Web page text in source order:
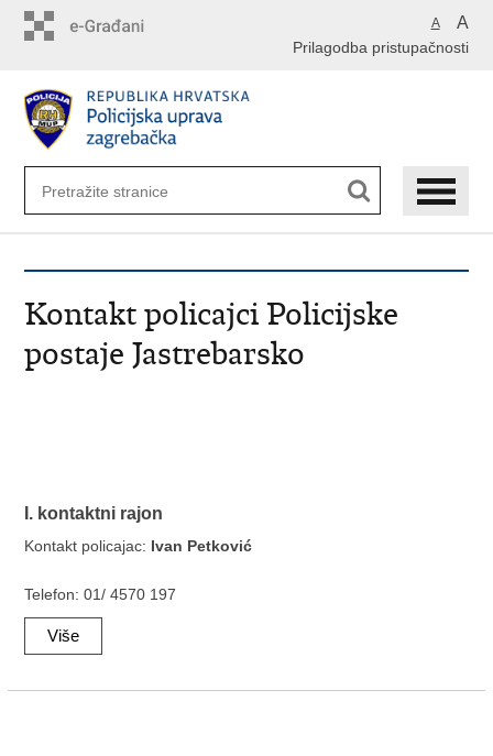
A A
Prilagodba pristupačnosti
Kontakt policajci Policijske
postaje Jastrebarsko
I. kontaktni rajon
Kontakt policajac: Ivan Petković
Telefon: 01/ 4570 197
Više